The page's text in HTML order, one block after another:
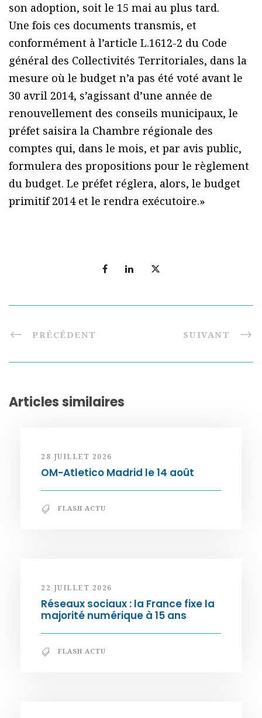
son adoption, soit le 15 mai au plus tard.
Une fois ces documents transmis, et
conformément à l’article L.1612-2 du Code
général des Collectivités Territoriales, dans la
mesure où le budget n’a pas été voté avant le
30 avril 2014, s’agissant d’une année de
renouvellement des conseils municipaux, le
préfet saisira la Chambre régionale des
comptes qui, dans le mois, et par avis public,
formulera des propositions pour le règlement
du budget. Le préfet réglera, alors, le budget
primitif 2014 et le rendra exécutoire.»
PRÉCÉDENT SUIVANT
Articles similaires
28 JUILLET 2026
OM-Atletico Madrid le 14 août
FLASH ACTU
22 JUILLET 2026
Réseaux sociaux : la France fixe la
majorité numérique à 15 ans
FLASH ACTU